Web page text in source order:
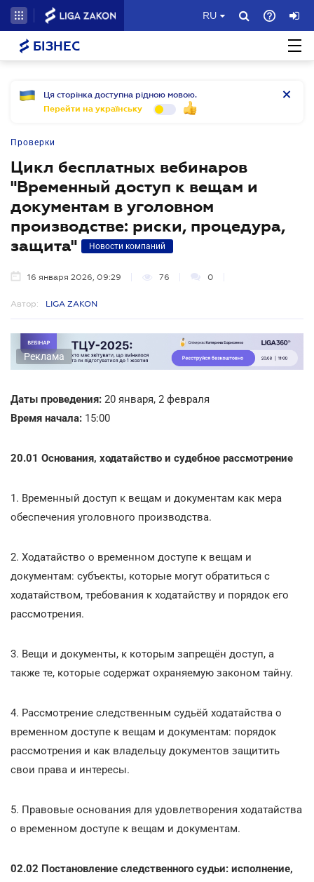
RU
БІЗНЕС
Ця сторінка доступна рідною мовою.
Перейти на українську
Проверки
Цикл бесплатных вебинаров
"Временный доступ к вещам и
документам в уголовном
производстве: риски, процедура,
защита"
Новости компаний
16 января 2026, 09:29 76 0
Автор: LIGA ZAKON
Реклама
Даты проведения: 20 января, 2 февраля
Время начала: 15:00
20.01 Основания, ходатайство и судебное рассмотрение
1. Временный доступ к вещам и документам как мера
обеспечения уголовного производства.
2. Ходатайство о временном доступе к вещам и
документам: субъекты, которые могут обратиться с
ходатайством, требования к ходатайству и порядок его
рассмотрения.
3. Вещи и документы, к которым запрещён доступ, а
также те, которые содержат охраняемую законом тайну.
4. Рассмотрение следственным судьёй ходатайства о
временном доступе к вещам и документам: порядок
рассмотрения и как владельцу документов защитить
свои права и интересы.
5. Правовые основания для удовлетворения ходатайства
о временном доступе к вещам и документам.
02.02 Постановление следственного судьи: исполнение,